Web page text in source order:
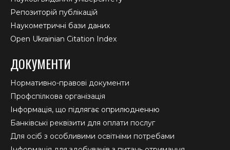
Репозиторій публікацій
Наукометричні бази даних
Open Ukrainian Citation Index
ДОКУМЕНТИ
Нормативно-правові документи
Профспілкова організація
Інформація, що підлягає оприлюдненню
Банківські реквізити для оплати послуг
Для осіб з особливими освітніми потребами